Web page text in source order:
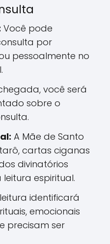
Você pode
por
pessoalmente no
você será
sobre o
A Mãe de Santo
cartas ciganas
divinatórios
espiritual.
identificará
emocionais
precisam ser